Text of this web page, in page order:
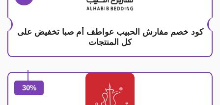
كود خصم مفارش الحبيب عواطف أم صبا تخفيض على
كل المنتجات
30%